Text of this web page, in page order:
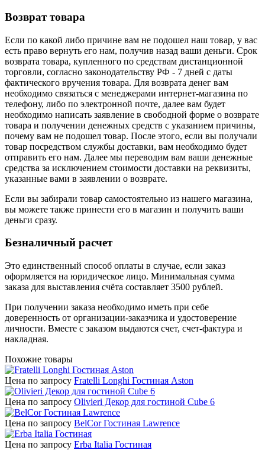
Возврат товара
Если по какой либо причине вам не подошел наш товар, у вас
есть право вернуть его нам, получив назад ваши деньги. Срок
возврата товара, купленного по средствам дистанционной
торговли, согласно законодательству РФ - 7 дней с даты
фактического вручения товара. Для возврата денег вам
необходимо связаться с менеджерами интернет-магазина по
телефону, либо по электронной почте, далее вам будет
необходимо написать заявление в свободной форме о возврате
товара и получении денежных средств с указанием причины,
почему вам не подошел товар. После этого, если вы получали
товар посредством службы доставки, вам необходимо будет
отправить его нам. Далее мы переводим вам ваши денежные
средства за исключением стоимости доставки на реквизиты,
указанные вами в заявлении о возврате.
Если вы забирали товар самостоятельно из нашего магазина,
вы можете также принести его в магазин и получить ваши
деньги сразу.
Безналичный расчет
Это единственный способ оплаты в случае, если заказ
оформляется на юридическое лицо. Минимальная сумма
заказа для выставления счёта составляет 3500 рублей.
При получении заказа необходимо иметь при себе
доверенность от организации-заказчика и удостоверение
личности. Вместе с заказом выдаются счет, счет-фактура и
накладная.
Похожие товары
Цена по запросу Fratelli Longhi Гостиная Aston
Цена по запросу Olivieri Декор для гостиной Cube 6
Цена по запросу BelCor Гостиная Lawrence
Цена по запросу Erba Italia Гостиная